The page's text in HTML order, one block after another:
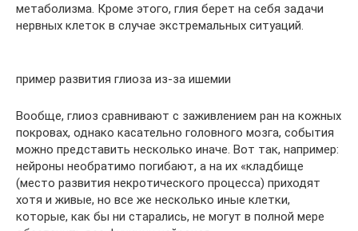
метаболизма. Кроме этого, глия берет на себя задачи
нервных клеток в случае экстремальных ситуаций.
пример развития глиоза из-за ишемии
Вообще, глиоз сравнивают с заживлением ран на кожных
покровах, однако касательно головного мозга, события
можно представить несколько иначе. Вот так, например:
нейроны необратимо погибают, а на их «кладбище
(место развития некротического процесса) приходят
хотя и живые, но все же несколько иные клетки,
которые, как бы ни старались, не могут в полной мере